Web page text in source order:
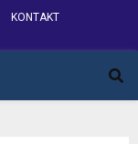
KONTAKT